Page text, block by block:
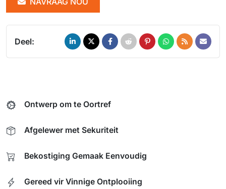
Deel:
Ontwerp om te Oortref
Afgelewer met Sekuriteit
Bekostiging Gemaak Eenvoudig
Gereed vir Vinnige Ontplooiing